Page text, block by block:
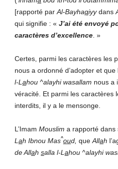
[rapporté par Al-Bayhaqiyydans
qui signifie : « J’ai été envoyé
caractères d’excellence »
Certes, parmi les caractères les
nous a ordonné d’adopter et
l-L ahou ^alayhi wasallam nous a
véracité. Et parmi les caractères
interdits, il y a le mensonge.
L’Imam Mouslim a rapporté dans
L ah Ibnou Mas^oud, que Allah
de Allah salla l-L ahou ^alayhi